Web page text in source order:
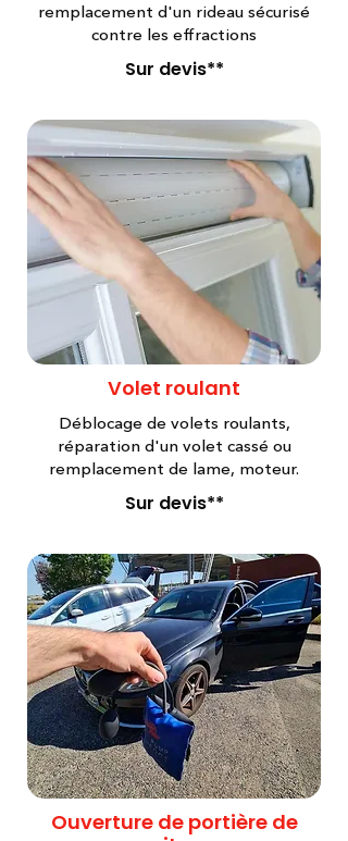
remplacement d'un rideau sécurisé
contre les effractions
Sur devis**
Volet roulant
Déblocage de volets roulants,
réparation d'un volet cassé ou
remplacement de lame, moteur.
Sur devis**
Ouverture de portière de